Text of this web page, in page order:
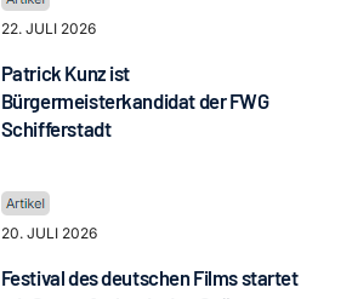
22. JULI 2026
Patrick Kunz ist
Bürgermeisterkandidat der FWG
Schifferstadt
20. JULI 2026
Festival des deutschen Films startet